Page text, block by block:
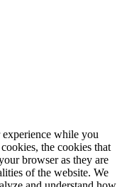
while you
the cookies that
browser as they are
of the website. We